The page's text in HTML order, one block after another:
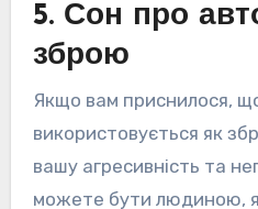
5. Сон про
зброю
Якщо вам приснилося,
використовується як
вашу агресивність та
можете бути людиною,